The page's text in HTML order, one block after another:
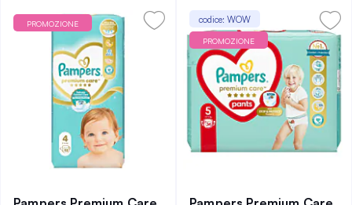
PROMOZIONE codice: WOW
PROMOZIONE